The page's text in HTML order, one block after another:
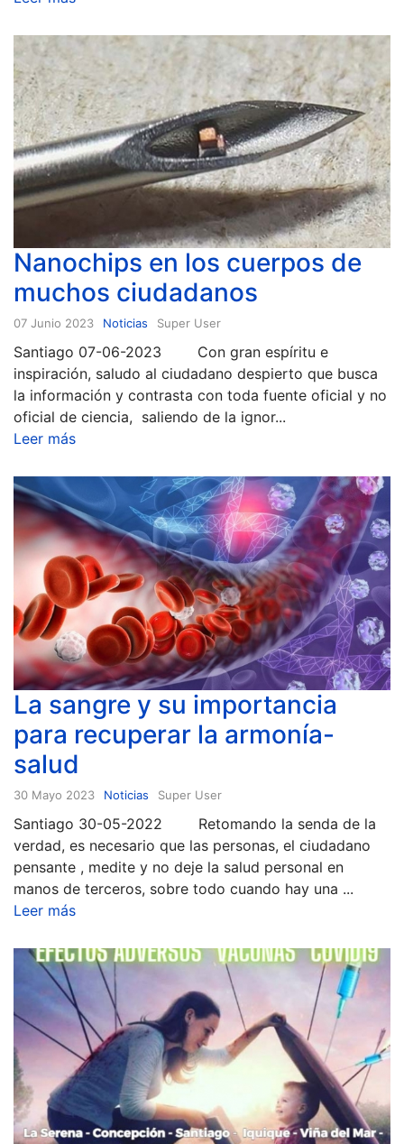
Nanochips en los cuerpos de
muchos ciudadanos
07 Junio 2023 Noticias Super User
Santiago 07-06-2023 Con gran espíritu e
inspiración, saludo al ciudadano despierto que busca
la información y contrasta con toda fuente oficial y no
oficial de ciencia, saliendo de la ignor...
Leer más
La sangre y su importancia
para recuperar la armonía-
salud
30 Mayo 2023 Noticias Super User
Santiago 30-05-2022 Retomando la senda de la
verdad, es necesario que las personas, el ciudadano
pensante , medite y no deje la salud personal en
manos de terceros, sobre todo cuando hay una ...
Leer más